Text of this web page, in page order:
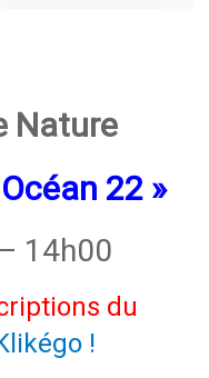
Nature
22 »
14h00
du
!